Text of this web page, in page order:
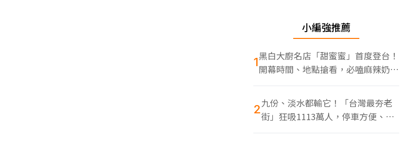
小編強推薦
1黑白大廚名店「甜蜜蜜」首度登台！
開幕時間、地點搶看，必嗑麻辣奶油
蝦
2九份、淡水都輸它！「台灣最夯老
街」狂吸1113萬人，停車方便、特
色美食多